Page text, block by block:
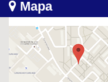
Mapa